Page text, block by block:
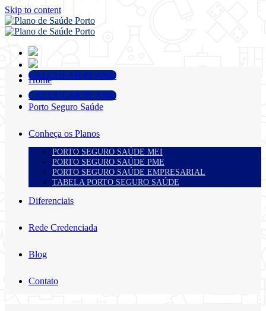
Skip to content
CALCULAR PLANO
CALCULAR PLANO
Home
Porto Seguro Saúde
Conheça os Planos
PORTO SEGURO SAÚDE MEI
PORTO SEGURO SAÚDE PME
PORTO SEGURO SAÚDE EMPRESARIAL
TABELA PORTO SEGURO SAÚDE
Diferenciais
Rede Credenciada
Blog
Contato